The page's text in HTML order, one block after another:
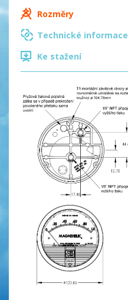
Rozměry
Technické informace
Ke stažení